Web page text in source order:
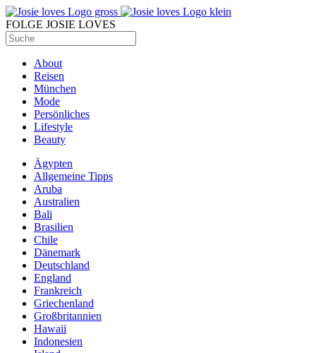
FOLGE JOSIE LOVES
About
Reisen
München
Mode
Persönliches
Lifestyle
Beauty
Ägypten
Allgemeine Tipps
Aruba
Australien
Bali
Brasilien
Chile
Dänemark
Deutschland
England
Frankreich
Griechenland
Großbritannien
Hawaii
Indonesien